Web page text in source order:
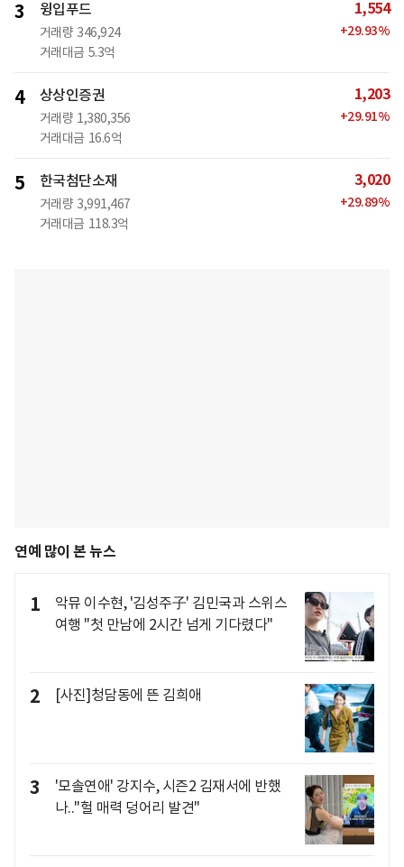
3 윙입푸드
거래량 346,924
거래대금 5.3억
1,554
+29.93%
4 상상인증권
거래량 1,380,356
거래대금 16.6억
1,203
+29.91%
5 한국첨단소재
거래량 3,991,467
거래대금 118.3억
3,020
+29.89%
연예 많이 본 뉴스
1
악뮤 이수현, '김성주子' 김민국과 스위스
여행 "첫 만남에 2시간 넘게 기다렸다"
2 [사진]청담동에 뜬 김희애
3
'모솔연애' 강지수, 시즌2 김재서에 반했
나.."헐 매력 덩어리 발견"